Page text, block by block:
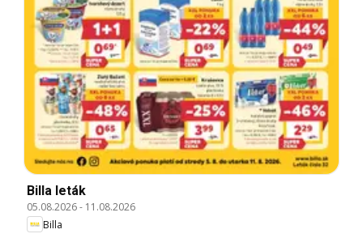
Billa leták
05.08.2026- 11.08.2026
Billa